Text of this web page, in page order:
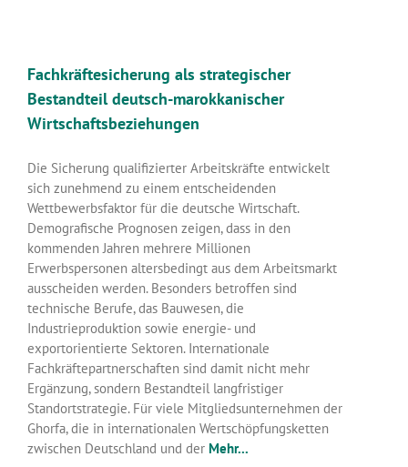
Fachkräftesicherung als strategischer
Bestandteil deutsch-marokkanischer
Wirtschaftsbeziehungen
Die Sicherung qualifizierter Arbeitskräfte entwickelt
sich zunehmend zu einem entscheidenden
Wettbewerbsfaktor für die deutsche Wirtschaft.
Demografische Prognosen zeigen, dass in den
kommenden Jahren mehrere Millionen
Erwerbspersonen altersbedingt aus dem Arbeitsmarkt
ausscheiden werden. Besonders betroffen sind
technische Berufe, das Bauwesen, die
Industrieproduktion sowie energie- und
exportorientierte Sektoren. Internationale
Fachkräftepartnerschaften sind damit nicht mehr
Ergänzung, sondern Bestandteil langfristiger
Standortstrategie. Für viele Mitgliedsunternehmen der
Ghorfa, die in internationalen Wertschöpfungsketten
zwischen Deutschland und der Mehr...